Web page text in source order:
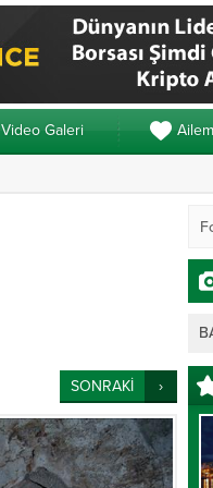
Video Galeri Ailem
SONRAKİ